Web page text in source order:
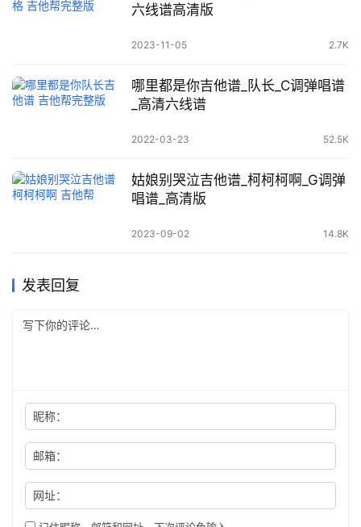
六线谱高清版
2023-11-05 2.7K
哪里都是你吉他谱_队长_C调弹唱谱
_高清六线谱
2022-03-23 52.5K
姑娘别哭泣吉他谱_柯柯柯啊_G调弹
唱谱_高清版
2023-09-02 14.8K
发表回复
昵称：
邮箱：
网址：